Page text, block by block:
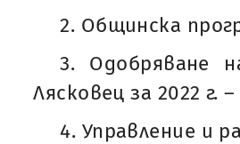
2. Общинска
3. Одобряване
Лясковец за 2022 г. –
4. Управление и